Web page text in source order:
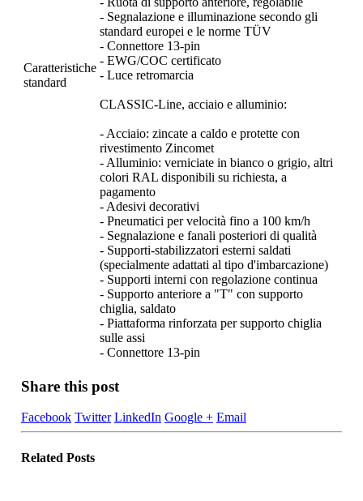
Caratteristiche
standard
- Segnalazione e illuminazione secondo gli
standard europei e le norme TÜV
- Connettore 13-pin
- EWG/COC certificato
- Luce retromarcia
CLASSIC-Line, acciaio e alluminio:
- Acciaio: zincate a caldo e protette con
rivestimento Zincomet
- Alluminio: verniciate in bianco o grigio, altri
colori RAL disponibili su richiesta, a
pagamento
- Adesivi decorativi
- Pneumatici per velocità fino a 100 km/h
- Segnalazione e fanali posteriori di qualità
- Supporti-stabilizzatori esterni saldati
(specialmente adattati al tipo d'imbarcazione)
- Supporti interni con regolazione continua
- Supporto anteriore a "T" con supporto
chiglia, saldato
- Piattaforma rinforzata per supporto chiglia
sulle assi
- Connettore 13-pin
Share this post
Facebook Twitter LinkedIn Google + Email
Related Posts